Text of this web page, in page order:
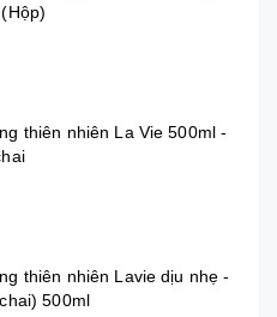
thiên nhiên La Vie 500ml -
thiên nhiên Lavie dịu nhẹ -
500ml